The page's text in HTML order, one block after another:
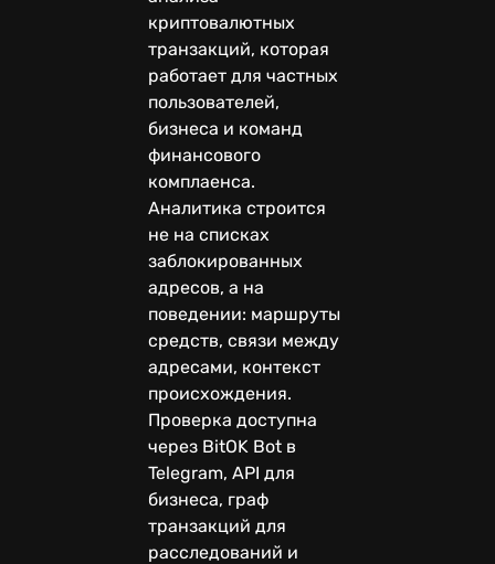
криптовалютных
транзакций, которая
работает для частных
пользователей,
бизнеса и команд
финансового
комплаенса.
Аналитика строится
не на списках
заблокированных
адресов, а на
поведении: маршруты
средств, связи между
адресами, контекст
происхождения.
Проверка доступна
через BitOK Bot в
Telegram, API для
бизнеса, граф
транзакций для
расследований и